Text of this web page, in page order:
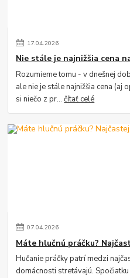
17.04.2026
Nie stále je najnižšia cena
Rozumieme tomu - v dnešnej
ale nie je stále najnižšia cena (aj
si niečo z pr...čítať celé
07.04.2026
Máte hlučnú práčku?
Hučanie práčky patrí medzi
domácnosti stretávajú.